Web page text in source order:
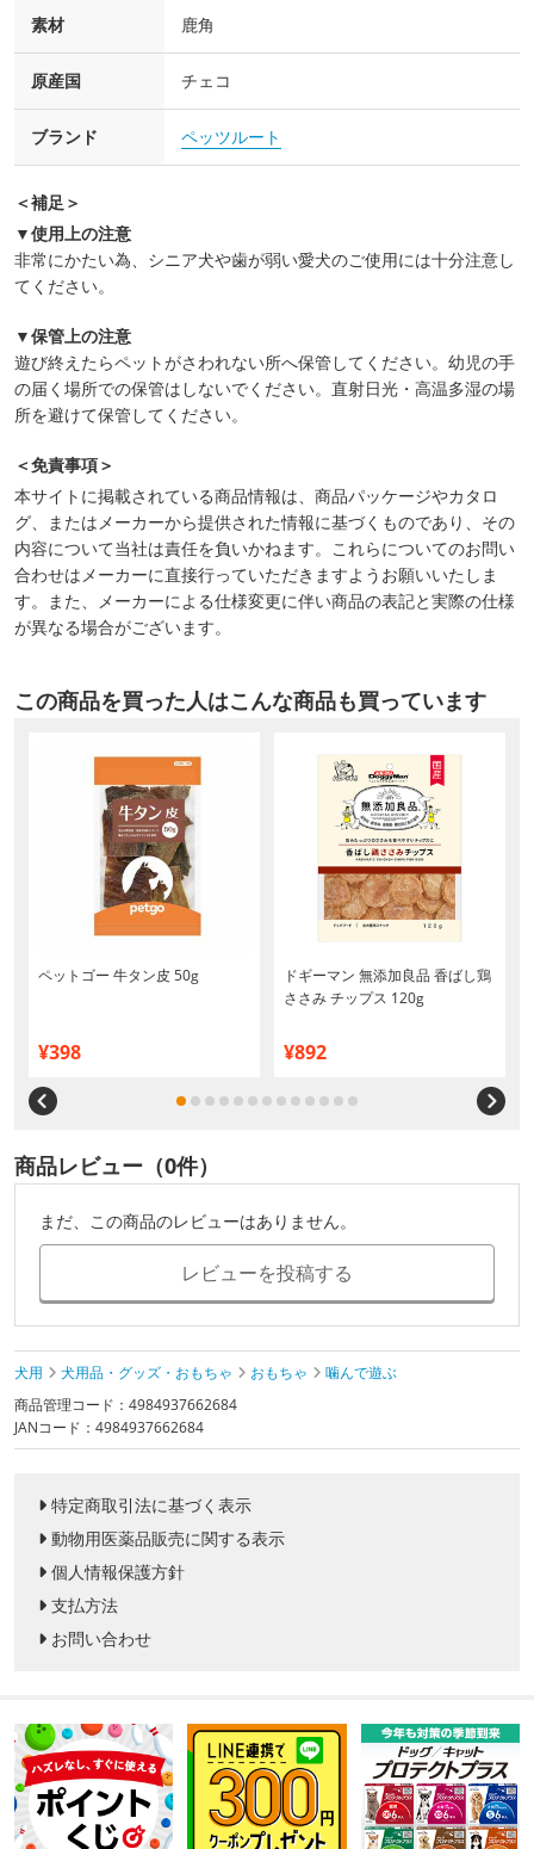
素材 鹿角
原産国 チェコ
ブランド ペッツルート
＜補足＞
▼使用上の注意
非常にかたい為、シニア犬や歯が弱い愛犬のご使用には十分注意し
てください。
▼保管上の注意
遊び終えたらペットがさわれない所へ保管してください。幼児の手
の届く場所での保管はしないでください。直射日光・高温多湿の場
所を避けて保管してください。
＜免責事項＞
本サイトに掲載されている商品情報は、商品パッケージやカタロ
グ、またはメーカーから提供された情報に基づくものであり、その
内容について当社は責任を負いかねます。これらについてのお問い
合わせはメーカーに直接行っていただきますようお願いいたしま
す。また、メーカーによる仕様変更に伴い商品の表記と実際の仕様
が異なる場合がございます。
この商品を買った人はこんな商品も買っています
ペットゴー 牛タン皮 50g
¥398
ドギーマン 無添加良品 香ばし鶏
ささみ チップス 120g
¥892
商品レビュー（0件）
まだ、この商品のレビューはありません。
レビューを投稿する
犬用 犬用品・グッズ・おもちゃ おもちゃ
噛んで遊ぶ
商品管理コード：4984937662684
JANコード：4984937662684
特定商取引法に基づく表示
動物用医薬品販売に関する表示
個人情報保護方針
支払方法
お問い合わせ